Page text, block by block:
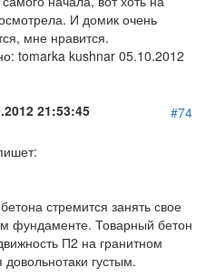
И домик очень
мне нравится.
tomarka kushnar 05.10.2012
21:53:45
#74
стремится занять свое
фундаменте. Товарный бетон
П2 на гранитном
густым.